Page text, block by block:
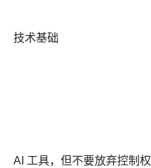
技术基础
AI 工具，但不要放弃控制权